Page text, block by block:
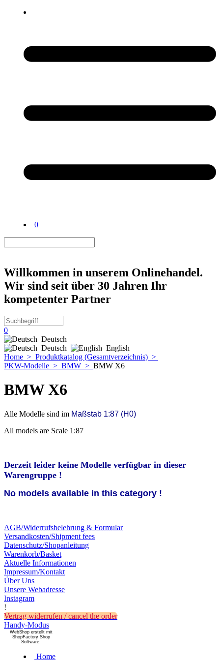
0
Willkommen in unserem Onlinehandel.
Wir sind seit über 30 Jahren Ihr
kompetenter Partner
0
Deutsch
Deutsch
English
Home > Produktkatalog (Gesamtverzeichnis) >
PKW-Modelle > BMW > BMW X6
BMW X6
Alle Modelle sind im Maßstab 1:87 (H0)
All models are Scale 1:87
Derzeit leider keine Modelle verfügbar in dieser
Warengruppe !
No models available in this category !
AGB/Widerrufsbelehrung & Formular
Versandkosten/Shipment fees
Datenschutz/Shopanleitung
Warenkorb/Basket
Aktuelle Informationen
Impressum/Kontakt
Über Uns
Unsere Webadresse
Instagram
!
Vertrag widerrufen / cancel the order
Handy-Modus
WebShop erstellt mit
ShopFactory Shop
Software.
Home